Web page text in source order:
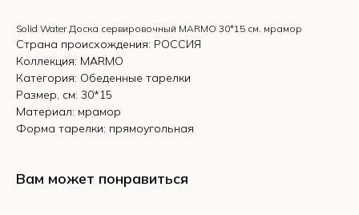
Solid Water Доска сервировочный MARMO 30*15 см. мрамор
Страна происхождения: РОССИЯ
Коллекция: MARMO
Категория: Обеденные тарелки
Размер, см: 30*15
Материал: мрамор
Форма тарелки: прямоугольная
Вам может понравиться